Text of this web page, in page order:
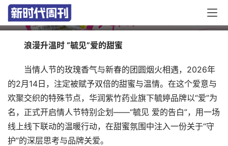
承诺
浪漫升温时 “毓见”爱的甜蜜
当情人节的玫瑰香气与新春的团圆烟火相遇，2026年
的2月14日，注定被赋予双倍的甜蜜与温情。在这个爱意与
欢聚交织的特殊节点，华润紫竹药业旗下毓婷品牌以“爱”为
名，正式开启情人节特别企划——“毓见 爱的告白”，用一场
线上线下联动的温暖行动，在甜蜜氛围中注入一份关于“守
护”的深层思考与品牌关爱。